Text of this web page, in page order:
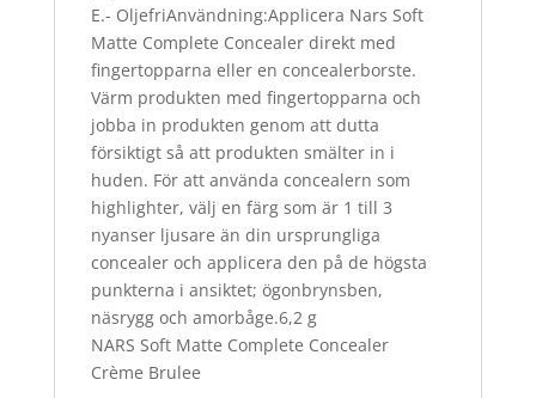
E.- OljefriAnvändning:Applicera Nars Soft
Matte Complete Concealer direkt med
fingertopparna eller en concealerborste.
Värm produkten med fingertopparna och
jobba in produkten genom att dutta
försiktigt så att produkten smälter in i
huden. För att använda concealern som
highlighter, välj en färg som är 1 till 3
nyanser ljusare än din ursprungliga
concealer och applicera den på de högsta
punkterna i ansiktet; ögonbrynsben,
näsrygg och amorbåge.6,2 g
NARS Soft Matte Complete Concealer
Crème Brulee